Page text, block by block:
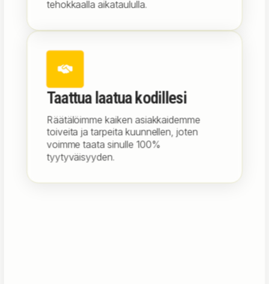
tehokkaalla aikataululla.
Taattua laatua kodillesi
Räätälöimme kaiken asiakkaidemme
toiveita ja tarpeita kuunnellen, joten
voimme taata sinulle 100%
tyytyväisyyden.